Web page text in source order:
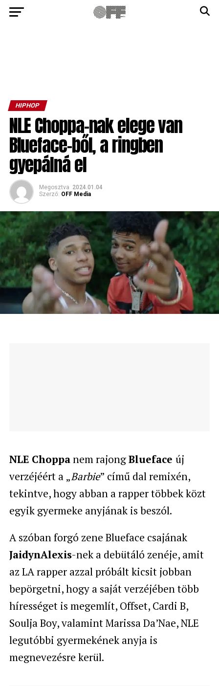
HIPHOP
NLE Choppa-nak elege van
Blueface-ből, a ringben
gyepálná el
Megosztva 2024.01.04
Szerző: OFF Media
NLE Choppanem rajongBlueface új
verzéjéért a „Barbie” című dal remixén,
tekintve, hogy abban a rapper többek közt
egyik gyermeke anyjának is beszól.
A szóban forgó zene Blueface csajának
JaidynAlexis-nek a debütáló zenéje, amit
az LA rapper azzal próbált kicsit jobban
bepörgetni, hogy a saját verzéjében több
hírességet is megemlít, Offset, Cardi B,
Soulja Boy, valamint Marissa Da’Nae, NLE
legutóbbi gyermekének anyja is
megnevezésre kerül.